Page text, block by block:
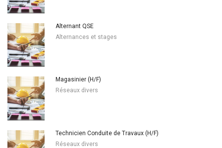
Alternant QSE
Alternances et stages
Magasinier (H/F)
Réseaux divers
Technicien Conduite de Travaux (H/F)
Réseaux divers